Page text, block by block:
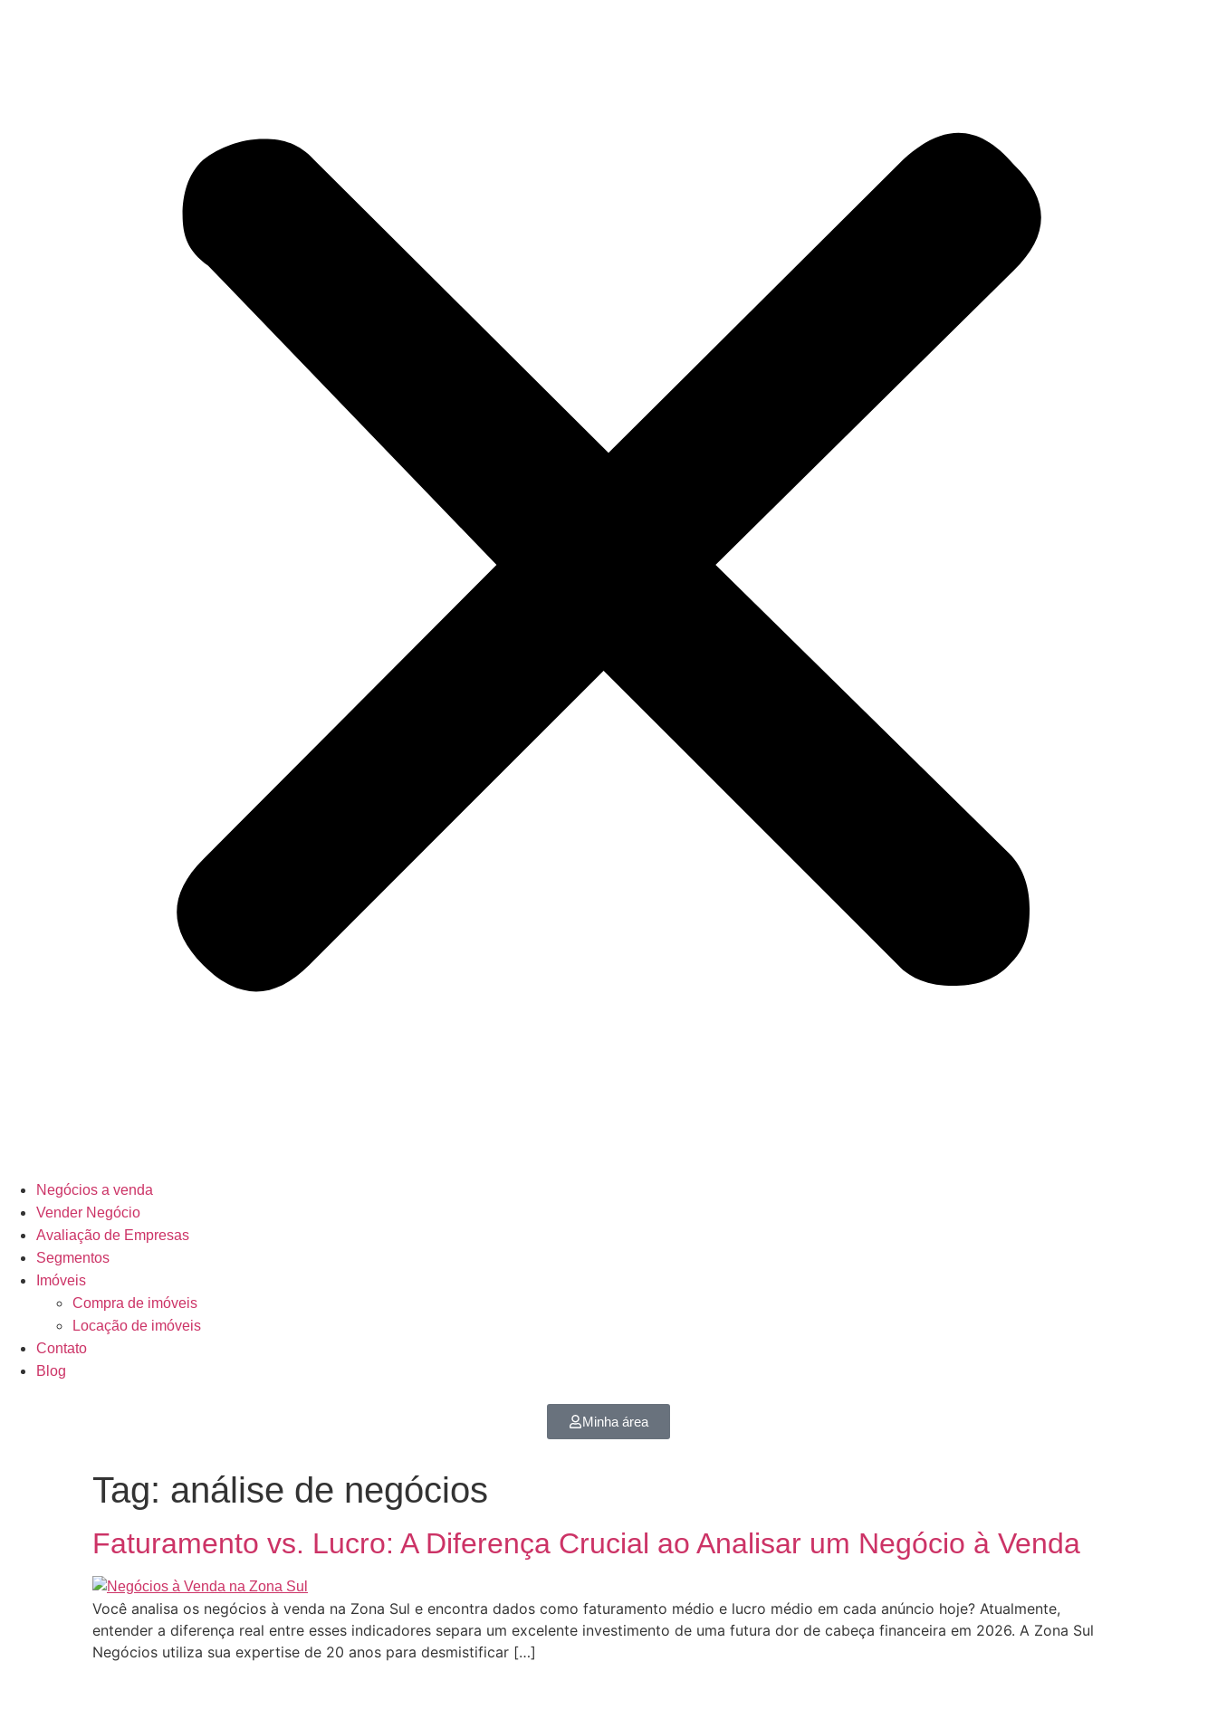
Negócios a venda
Vender Negócio
Avaliação de Empresas
Segmentos
Imóveis
Compra de imóveis
Locação de imóveis
Contato
Blog
Minha área
Tag: análise de negócios
Faturamento vs. Lucro: A Diferença Crucial ao Analisar um Negócio à Venda
Você analisa os negócios à venda na Zona Sul e encontra dados como faturamento médio e lucro médio em cada anúncio hoje? Atualmente,
entender a diferença real entre esses indicadores separa um excelente investimento de uma futura dor de cabeça financeira em 2026. A Zona Sul
Negócios utiliza sua expertise de 20 anos para desmistificar […]